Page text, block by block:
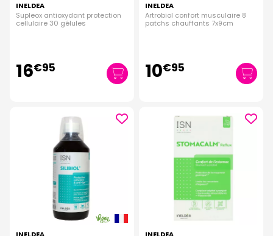
INELDEA
Supleox antioxydant protection
cellulaire 30 gélules
16€95
INELDEA
Artrobiol confort musculaire 8
patchs chauffants 7x9cm
10€95